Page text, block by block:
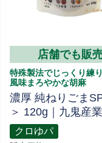
店舗でも販
特殊製法でじっくり練
風味まろやかな胡麻
濃厚 純ねりごま
＞ 120g｜九鬼産業
クロゆパ